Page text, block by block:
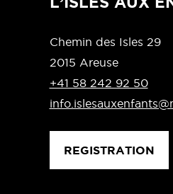
Chemin des Isles 29
2015 Areuse
+41 58 242 92 50
REGISTRATION